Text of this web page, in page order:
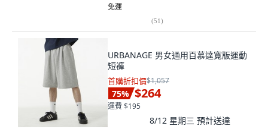
免運
(51)
URBANAGE 男女通用百慕達寬版運動
短褲
首購折扣價$1,057
75% $264
運費 $195
8/12 星期三 預計送達